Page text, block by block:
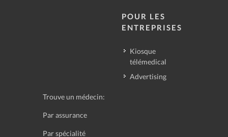
POUR LES
ENTREPRISES
Kiosque
télémedical
Advertising
Trouve un médecin:
Par assurance
Par spécialité